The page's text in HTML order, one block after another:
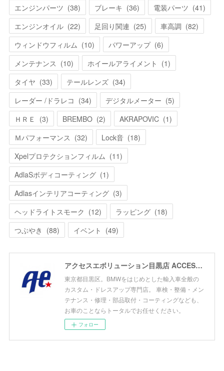
エンジンパーツ (38) ブレーキ (36) 電装パーツ (41)
エンジンオイル (22) 足回り関連 (25) 車高調 (82)
ウィンドウフィルム (10) パワーアップ (6)
メンテナンス (10) ホイールアライメント (1)
タイヤ (33) テールレンズ (34)
レーダー /ドラレコ (34) デジタルメーター (5)
ＨＲＥ
(3) BREMBO (2) AKRAPOVIC (1)
Ｍパフォーマンス (32) Lock音 (18)
Xpelプロテクションフィルム (11)
AdlaSボディコーティング (1)
Adlasインテリアコーティング (3)
ヘッドライトスモーク (12) ラッピング (18)
つぶやき (88) イベント (49)
アクセスエボリューション目黒店 ACCESS EVOLUTION MEGURO
東京都目黒区。BMWをはじめとした輸入車全般の
カスタム・ドレスアップ専門店。 車検・整備・メン
テナンス・修理・部品取付・コーティングなども、
お車のことならトータルでお任せください。
フォロー